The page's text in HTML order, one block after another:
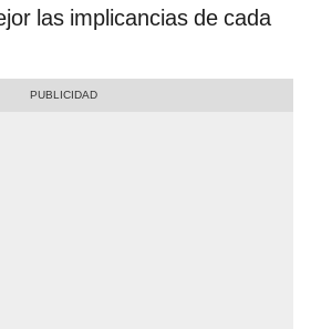
las implicancias de cada